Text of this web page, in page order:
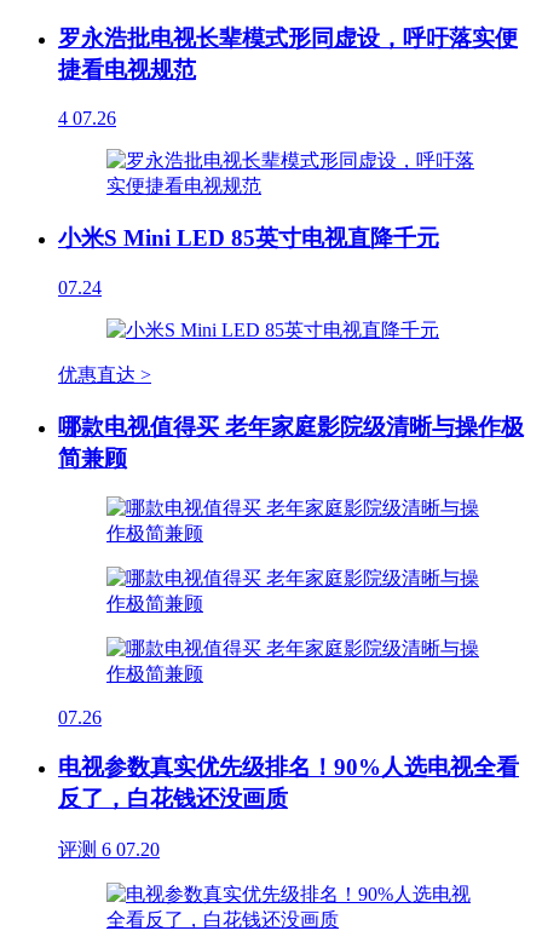
罗永浩批电视长辈模式形同虚设，呼吁落实便
捷看电视规范
4 07.26
小米S Mini LED 85英寸电视直降千元
07.24
优惠直达 >
哪款电视值得买 老年家庭影院级清晰与操作极
简兼顾
07.26
电视参数真实优先级排名！90%人选电视全看
反了，白花钱还没画质
评测 6 07.20